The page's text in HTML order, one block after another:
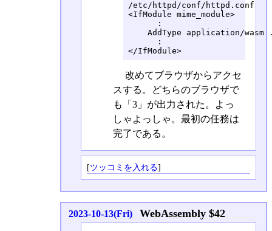
/etc/httpd/conf/httpd.conf
<IfModule mime_module>
      :
AddType application/wasm
      :
</IfModule>
改めてブラウザからアクセ
スする。どちらのブラウザで
も「3」が出力された。よっ
しゃよっしゃ。最初の任務は
完了である。
[ツッコミを入れる]
2023-10-13(Fri) WebAssembly $42